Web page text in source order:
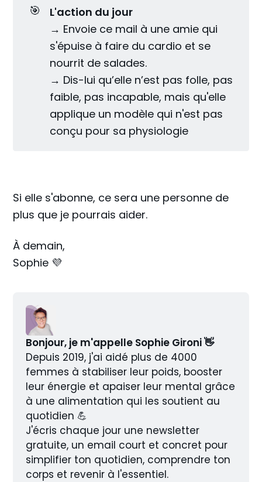
🎯
L'action du jour
→ Envoie ce mail à une amie qui
s'épuise à faire du cardio et se
nourrit de salades.
→ Dis-lui qu’elle n’est pas folle, pas
faible, pas incapable, mais qu'elle
applique un modèle qui n'est pas
conçu pour sa physiologie
Si elle s'abonne, ce sera une personne de
plus que je pourrais aider.
À demain,
Sophie 💜
Bonjour, je m'appelle Sophie Gironi 👋
Depuis 2019, j'ai aidé plus de 4000
femmes à stabiliser leur poids, booster
leur énergie et apaiser leur mental grâce
à une alimentation qui les soutient au
quotidien 💪
J'écris chaque jour une newsletter
gratuite, un email court et concret pour
simplifier ton quotidien, comprendre ton
corps et revenir à l'essentiel.